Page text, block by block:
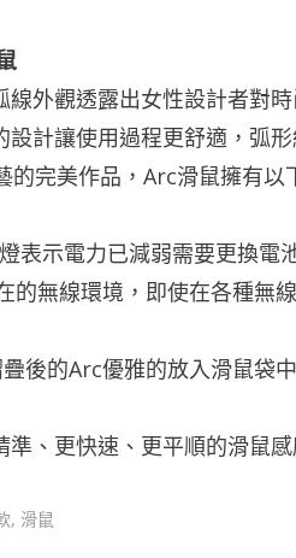
外觀透露出女性設計者對時
計讓使用過程更舒適，弧
完美作品，Arc滑鼠擁有以
表示電力已減弱需要更換電
的無線環境，即使在各種無
後的Arc優雅的放入滑鼠袋
、更快速、更平順的滑鼠
, 滑鼠